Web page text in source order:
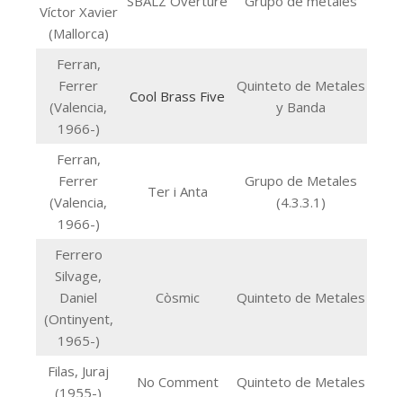
Víctor Xavier
(Mallorca)
Ferran,
Ferrer
(Valencia,
1966-)
Cool Brass Five
Quinteto de Metales
y Banda
Ferran,
Ferrer
(Valencia,
1966-)
Ter i Anta
Grupo de Metales
(4.3.3.1)
Ferrero
Silvage,
Daniel
(Ontinyent,
1965-)
Còsmic Quinteto de Metales
Filas, Juraj
(1955-)
No Comment Quinteto de Metales